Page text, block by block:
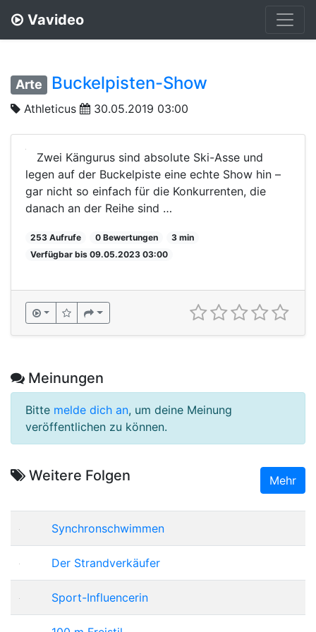
Vavideo
Arte Buckelpisten-Show
Athleticus 30.05.2019 03:00
Zwei Kängurus sind absolute Ski-Asse und
legen auf der Buckelpiste eine echte Show hin –
gar nicht so einfach für die Konkurrenten, die
danach an der Reihe sind …
253 Aufrufe 0 Bewertungen
3 min
Verfügbar bis 09.05.2023 03:00
Meinungen
Bitte melde dich an, um deine Meinung
veröffentlichen zu können.
Weitere Folgen Mehr
Synchronschwimmen
Der Strandverkäufer
Sport-Influencerin